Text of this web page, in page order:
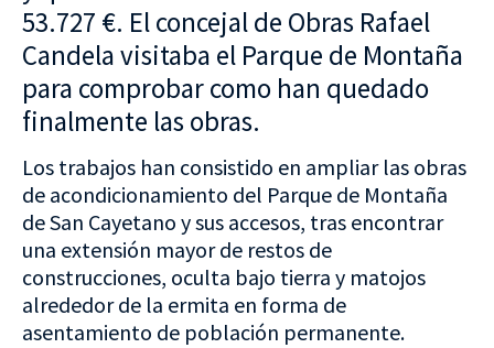
53.727 €. El concejal de Obras Rafael
Candela visitaba el Parque de Montaña
para comprobar como han quedado
finalmente las obras.
Los trabajos han consistido en ampliar las obras
de acondicionamiento del Parque de Montaña
de San Cayetano y sus accesos, tras encontrar
una extensión mayor de restos de
construcciones, oculta bajo tierra y matojos
alrededor de la ermita en forma de
asentamiento de población permanente.